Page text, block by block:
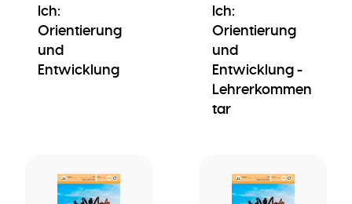
Ich:
Orientierung
und
Entwicklung
Ich:
Orientierung
und
Entwicklung -
Lehrerkommen
tar